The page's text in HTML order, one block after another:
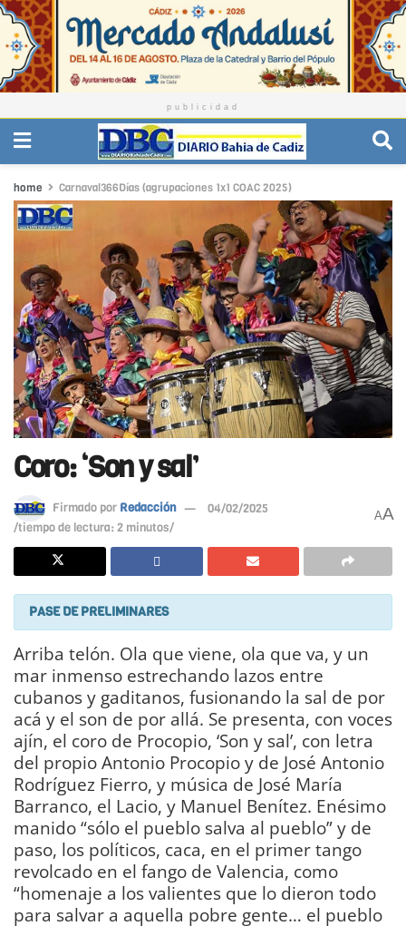
publicidad
home Carnaval366Días (agrupaciones 1x1 COAC 2025)
Coro: ‘Son y sal’
Firmado por Redacción
04/02/2025
/tiempo de lectura: 2 minutos/
AA
PASE DE PRELIMINARES
Arriba telón. Ola que viene, ola que va, y un
mar inmenso estrechando lazos entre
cubanos y gaditanos, fusionando la sal de por
acá y el son de por allá. Se presenta, con voces
ajín, el coro de Procopio, ‘Son y sal’, con letra
del propio Antonio Procopio y de José Antonio
Rodríguez Fierro, y música de José María
Barranco, el Lacio, y Manuel Benítez. Enésimo
manido “sólo el pueblo salva al pueblo” y de
paso, los políticos, caca, en el primer tango
revolcado en el fango de Valencia, como
“homenaje a los valientes que lo dieron todo
para salvar a aquella pobre gente… el pueblo